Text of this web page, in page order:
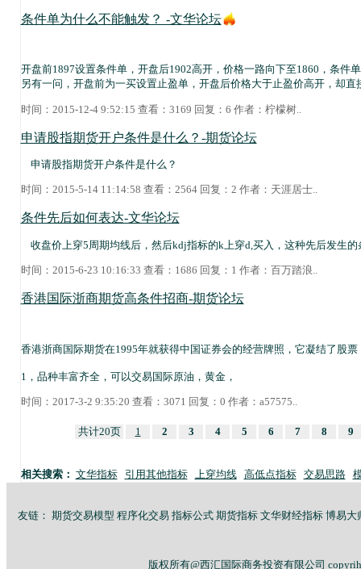
条件单为什么不能触发？ -文华论坛
开盘前1897设置条件单，开盘后1902高开，价格一路向下至1860，条件
另有一问，开盘前为一买设置止盈单，开盘后价格大于止盈价高开，却直
时间：2015-12-4 9:52:15 查看：3169 回复：6 作者： 柠檬树..
申请股指期货开户条件是什么？-期货论坛
申请股指期货开户条件是什么？
时间：2015-5-14 11:14:58 查看：2564 回复：2 作者： 天涯居士..
条件先后如何表达-文华论坛
收盘价上穿5周期均线后，然后kdj指标的k上穿d,买入，这种先后发生的
时间：2015-6-23 10:16:33 查看：1686 回复：1 作者： 百万踏浪
香港国际浙商期货高条件招商-期货论坛
香港浙商国际期货在1995年就获得中国证券会的经营牌照，它凝结了股
1，品种丰富齐全，可以交易国际原油，黄金，
时间：2017-3-2 9:35:20 查看：3071 回复：0 作者： a57575
共计20页 1 2 3 4 5 6 7 8 9
相关搜索： 文华指标 引用其他指标 上穿均线 高低点指标 交易思路
友链： 期货交易模型 程序化交易 指标公式 期货指标 文华财经指标 博易大
版权所有@西汇国际商务投资有限公司